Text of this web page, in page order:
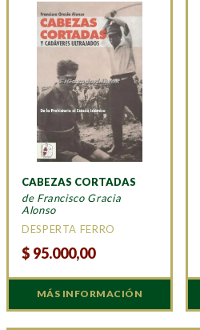
CABEZAS CORTADAS
de Francisco Gracia
Alonso
DESPERTA FERRO
$ 95.000,00
MÁS INFORMACIÓN